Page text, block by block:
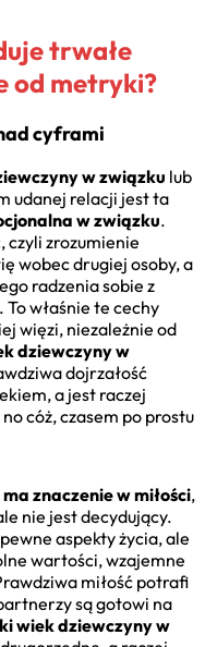
trwałe
od metryki?
cyframi
w związku lub
udanej relacji jest ta
w związku.
czyli zrozumienie
wobec drugiej osoby, a
radzenia sobie z
właśnie te cechy
więzi, niezależnie od
dziewczyny w
dojrzałość
a jest raczej
cóż, czasem po prostu
znaczenie w miłości,
nie jest decydujący.
aspekty życia, ale
wartości, wzajemne
miłość potrafi
są gotowi na
wiek dziewczyny w